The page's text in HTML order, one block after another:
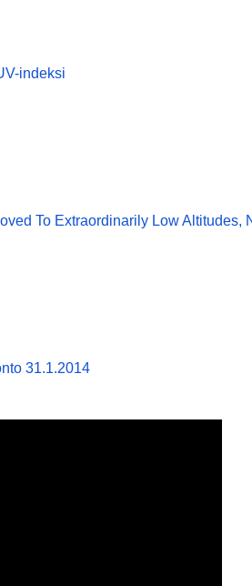
indeksi
To Extraordinarily Low Altitudes,
31.1.2014